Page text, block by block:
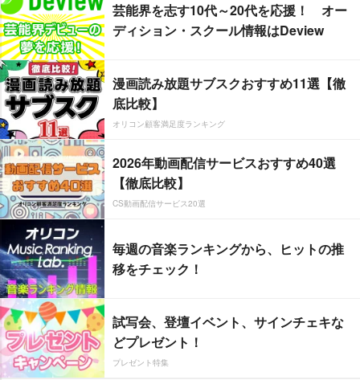
芸能界を志す10代～20代を応援！ オー
ディション・スクール情報はDeview
漫画読み放題サブスクおすすめ11選【徹
底比較】
オリコン顧客満足度ランキング
2026年動画配信サービスおすすめ40選
【徹底比較】
CS動画配信サービス20選
毎週の音楽ランキングから、ヒットの推
移をチェック！
試写会、登壇イベント、サインチェキな
どプレゼント！
プレゼント特集